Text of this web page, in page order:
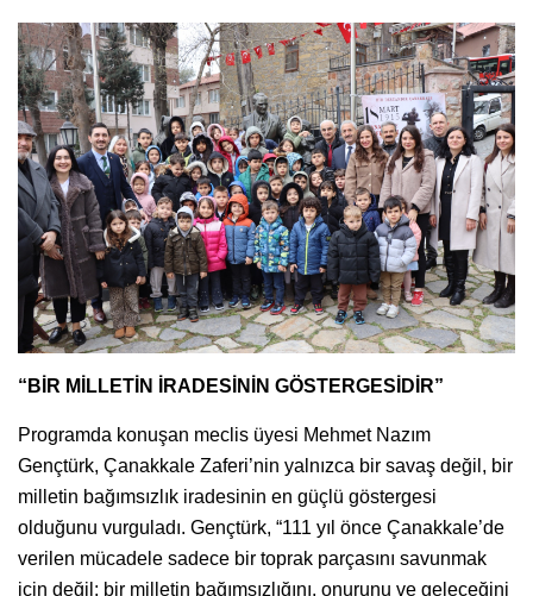
“BİR MİLLETİN İRADESİNİN GÖSTERGESİDİR”
Programda konuşan meclis üyesi Mehmet Nazım
Gençtürk, Çanakkale Zaferi’nin yalnızca bir savaş değil, bir
milletin bağımsızlık iradesinin en güçlü göstergesi
olduğunu vurguladı. Gençtürk, “111 yıl önce Çanakkale’de
verilen mücadele sadece bir toprak parçasını savunmak
için değil; bir milletin bağımsızlığını, onurunu ve geleceğini